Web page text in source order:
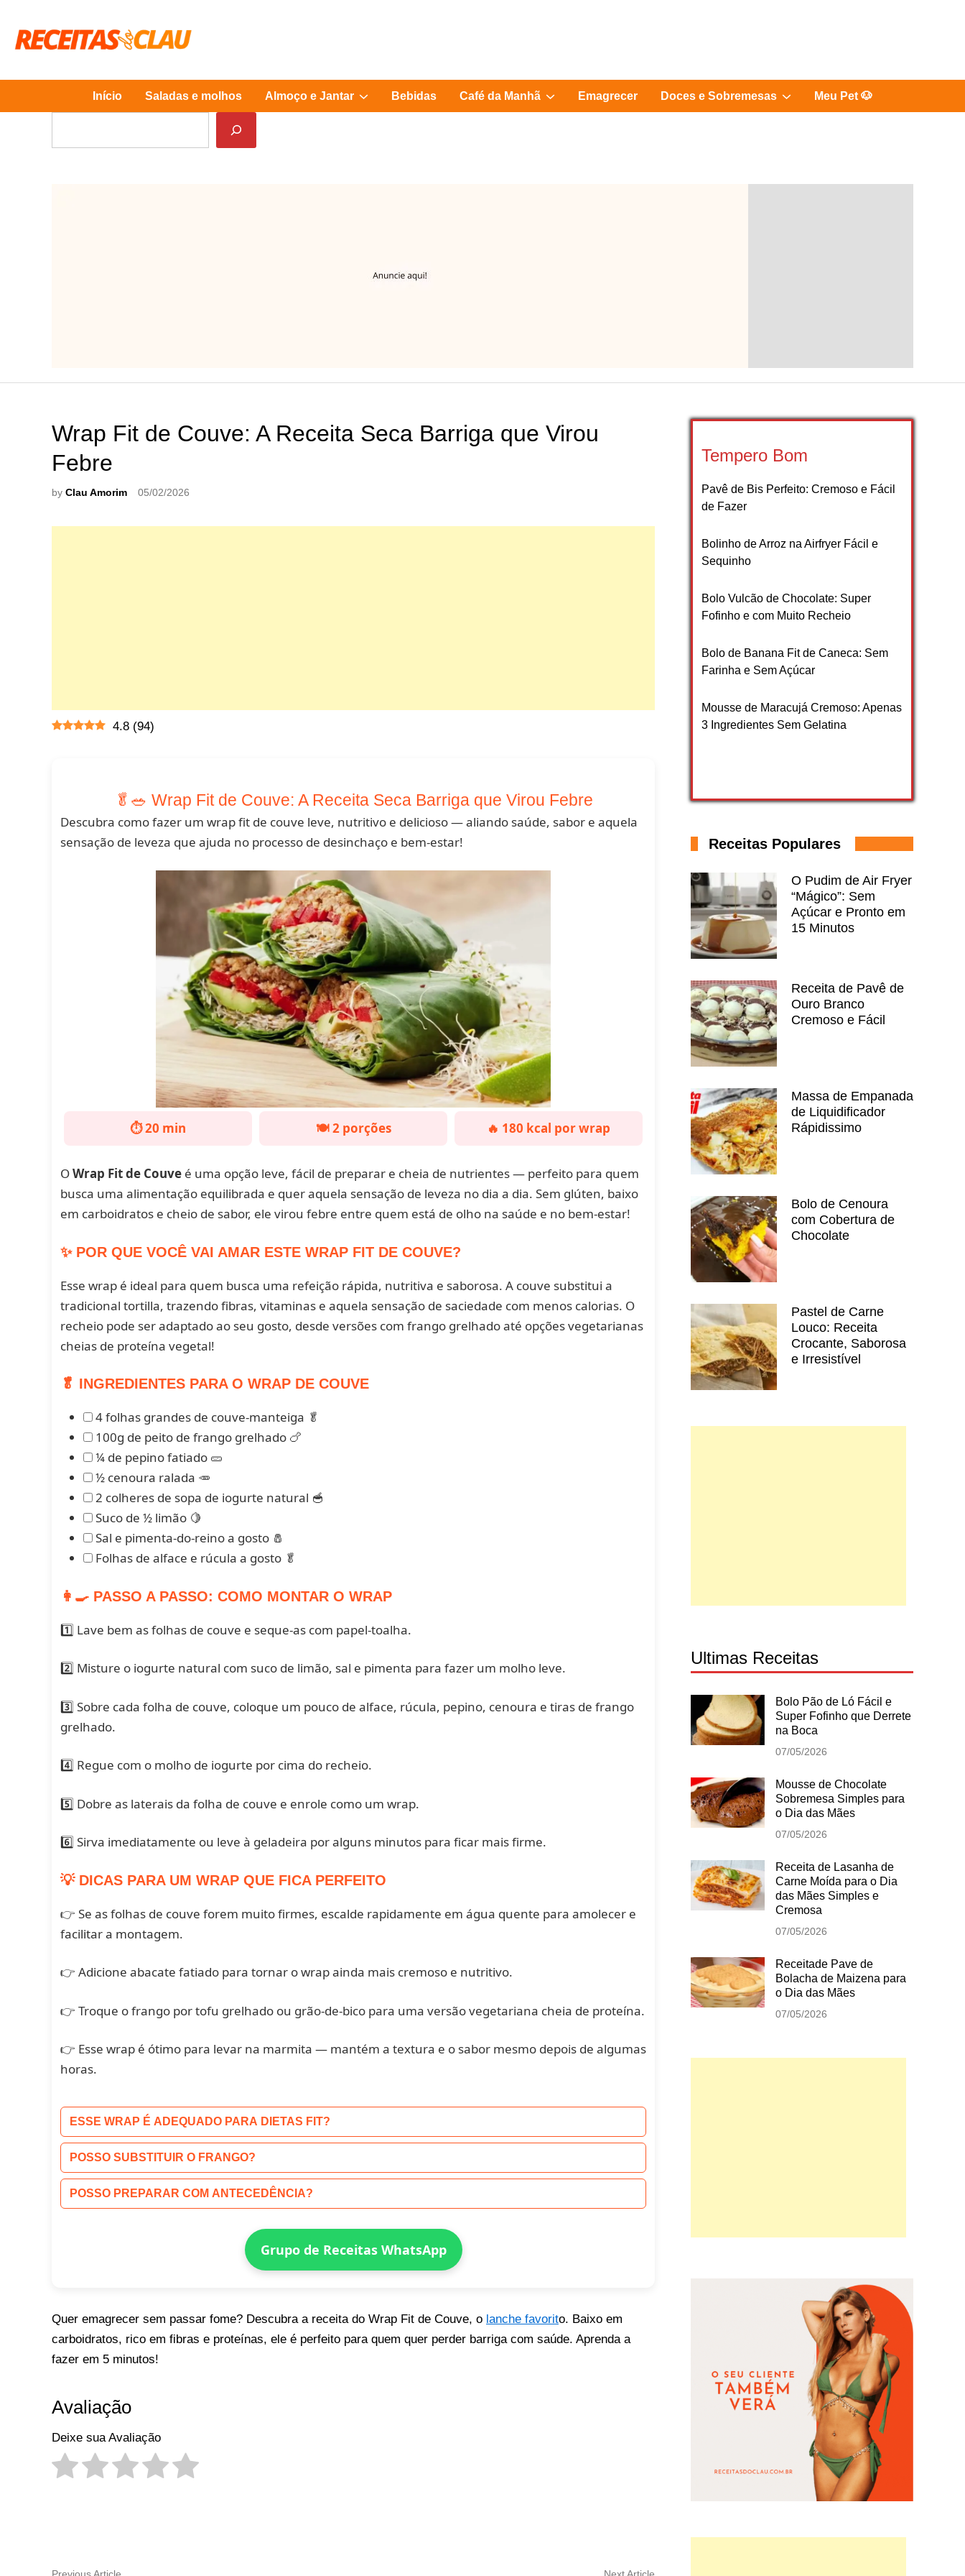
content
Início Saladas e molhos Almoço e Jantar ShowBebidas Café da Manhã ShowEmagrecer Doces e Sobremesas ShowMeu Pet 🐶
Wrap Fit de Couve: A Receita Seca Barriga que Virou
Febre
by Clau Amorim 05/02/2026
4.8 (94)
🥬🥗 Wrap Fit de Couve: A Receita Seca Barriga que Virou Febre
Descubra como fazer um wrap fit de couve leve, nutritivo e delicioso — aliando saúde, sabor e aquela
sensação de leveza que ajuda no processo de desinchaço e bem-estar!
⏱️ 20 min 🍽️ 2 porções 🔥 180 kcal por wrap
OWrap Fit de Couve é uma opção leve, fácil de preparar e cheia de nutrientes — perfeito para quem
busca uma alimentação equilibrada e quer aquela sensação de leveza no dia a dia. Sem glúten, baixo
em carboidratos e cheio de sabor, ele virou febre entre quem está de olho na saúde e no bem-estar!
✨ POR QUE VOCÊ VAI AMAR ESTE WRAP FIT DE COUVE?
Esse wrap é ideal para quem busca uma refeição rápida, nutritiva e saborosa. A couve substitui a
tradicional tortilla, trazendo fibras, vitaminas e aquela sensação de saciedade com menos calorias. O
recheio pode ser adaptado ao seu gosto, desde versões com frango grelhado até opções vegetarianas
cheias de proteína vegetal!
🥬 INGREDIENTES PARA O WRAP DE COUVE
4 folhas grandes de couve-manteiga 🥬
100g de peito de frango grelhado 🍗
¼ de pepino fatiado 🥒
½ cenoura ralada 🥕
2 colheres de sopa de iogurte natural 🥣
Suco de ½ limão 🍋
Sal e pimenta-do-reino a gosto 🧂
Folhas de alface e rúcula a gosto 🥬
👩‍🍳 PASSO A PASSO: COMO MONTAR O WRAP
1️⃣ Lave bem as folhas de couve e seque-as com papel-toalha.
2️⃣ Misture o iogurte natural com suco de limão, sal e pimenta para fazer um molho leve.
3️⃣ Sobre cada folha de couve, coloque um pouco de alface, rúcula, pepino, cenoura e tiras de frango
grelhado.
4️⃣ Regue com o molho de iogurte por cima do recheio.
5️⃣ Dobre as laterais da folha de couve e enrole como um wrap.
6️⃣ Sirva imediatamente ou leve à geladeira por alguns minutos para ficar mais firme.
💡 DICAS PARA UM WRAP QUE FICA PERFEITO
👉 Se as folhas de couve forem muito firmes, escalde rapidamente em água quente para amolecer e
facilitar a montagem.
👉 Adicione abacate fatiado para tornar o wrap ainda mais cremoso e nutritivo.
👉 Troque o frango por tofu grelhado ou grão-de-bico para uma versão vegetariana cheia de proteína.
👉 Esse wrap é ótimo para levar na marmita — mantém a textura e o sabor mesmo depois de algumas
horas.
ESSE WRAP É ADEQUADO PARA DIETAS FIT?
POSSO SUBSTITUIR O FRANGO?
POSSO PREPARAR COM ANTECEDÊNCIA?
Grupo de Receitas WhatsApp
Quer emagrecer sem passar fome? Descubra a receita do Wrap Fit de Couve, o lanche favorito. Baixo em
carboidratos, rico em fibras e proteínas, ele é perfeito para quem quer perder barriga com saúde. Aprenda a
fazer em 5 minutos!
Avaliação
Deixe sua Avaliação
Tempero Bom
Pavê de Bis Perfeito: Cremoso e Fácil
de Fazer
Bolinho de Arroz na Airfryer Fácil e
Sequinho
Bolo Vulcão de Chocolate: Super
Fofinho e com Muito Recheio
Bolo de Banana Fit de Caneca: Sem
Farinha e Sem Açúcar
Mousse de Maracujá Cremoso: Apenas
3 Ingredientes Sem Gelatina
Receitas Populares
O Pudim de Air Fryer
“Mágico”: Sem
Açúcar e Pronto em
15 Minutos
Receita de Pavê de
Ouro Branco
Cremoso e Fácil
Massa de Empanada
de Liquidificador
Rápidissimo
Bolo de Cenoura
com Cobertura de
Chocolate
Pastel de Carne
Louco: Receita
Crocante, Saborosa
e Irresistível
Ultimas Receitas
Bolo Pão de Ló Fácil e
Super Fofinho que Derrete
na Boca
07/05/2026
Mousse de Chocolate
Sobremesa Simples para
o Dia das Mães
07/05/2026
Receita de Lasanha de
Carne Moída para o Dia
das Mães Simples e
Cremosa
07/05/2026
Receitade Pave de
Bolacha de Maizena para
o Dia das Mães
07/05/2026